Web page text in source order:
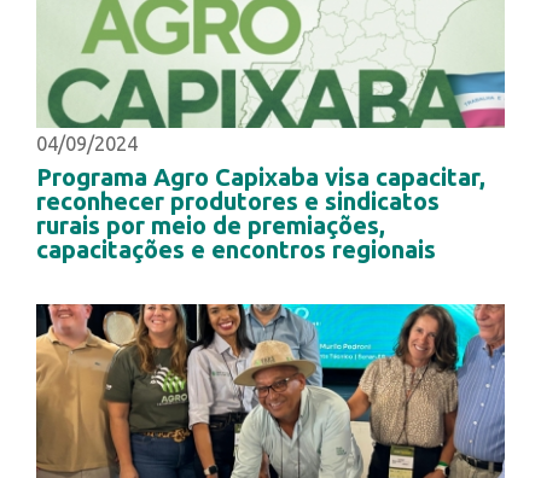
04/09/2024
Programa Agro Capixaba visa capacitar,
reconhecer produtores e sindicatos
rurais por meio de premiações,
capacitações e encontros regionais